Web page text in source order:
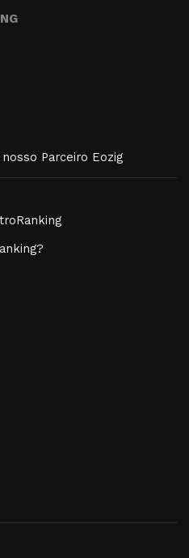
Parceiro Eozig